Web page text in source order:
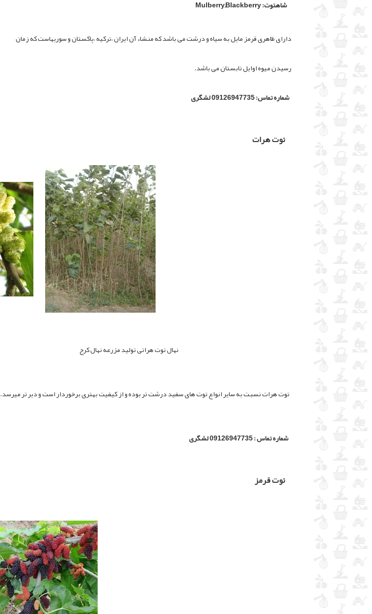
شاهتوت: Mulberry,Blackberry
دارای ظاهری قرمز مایل به سیاه و درشت می باشد که منشاء آن ایران ،ترکیه ،پاکستان و سوریهاست که زمان
رسیدن میوه اوایل تابستان می باشد.
شماره تماس: 09126947735 لشگری
توت هرات
نهال توت هراتی تولید مزرعه نهال کرج
توت هرات نسبت به سایر انواع توت های سفید درشت تر بوده و از کیفیت بهتری برخوردار است و دیر تر میرسد.
شماره تماس : 09126947735 لشگری
توت قرمز